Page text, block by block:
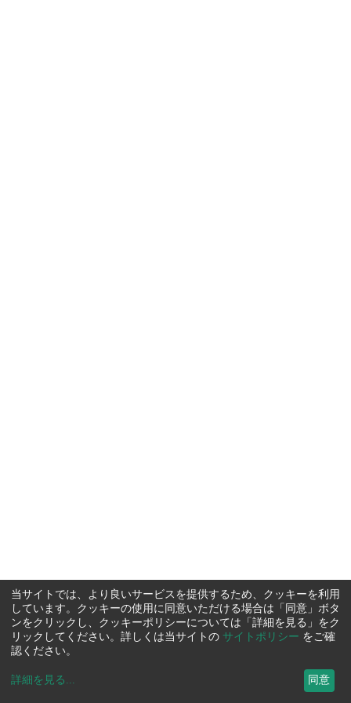
当サイトでは、より良いサービスを提供するため、クッキーを利用
しています。クッキーの使用に同意いただける場合は「同意」ボタ
ンをクリックし、クッキーポリシーについては「詳細を見る」をク
リックしてください。詳しくは当サイトの サイトポリシー をご確
認ください。
詳細を見る ... 同意